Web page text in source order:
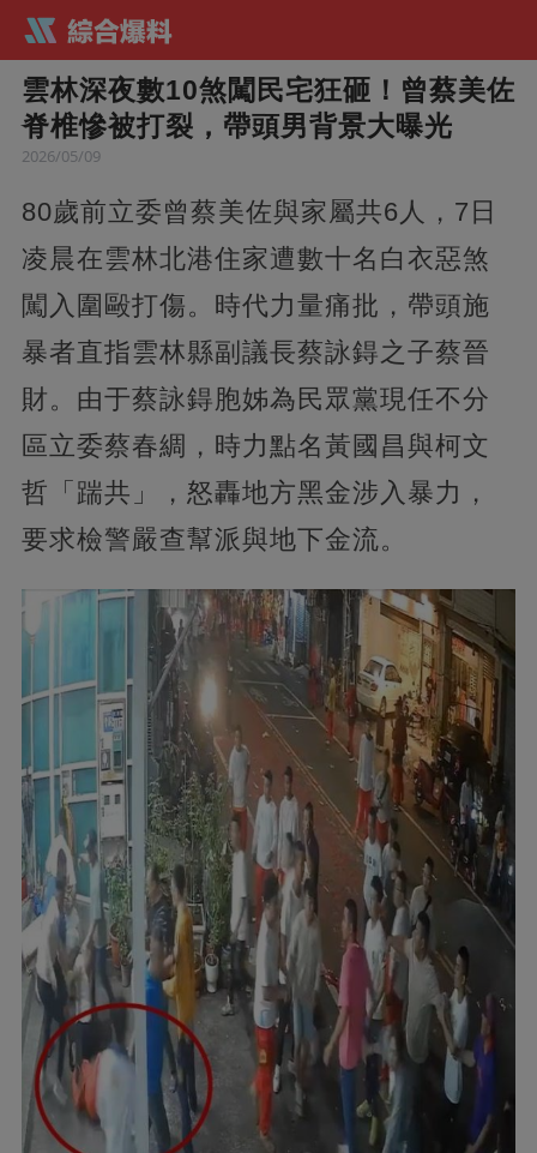
雲林深夜數10煞闖民宅狂砸！曾蔡美佐
脊椎慘被打裂，帶頭男背景大曝光
2026/05/09
80歲前立委曾蔡美佐與家屬共6人，7日
凌晨在雲林北港住家遭數十名白衣惡煞
闖入圍毆打傷。時代力量痛批，帶頭施
暴者直指雲林縣副議長蔡詠鍀之子蔡晉
財。由于蔡詠鍀胞姊為民眾黨現任不分
區立委蔡春綢，時力點名黃國昌與柯文
哲「踹共」，怒轟地方黑金涉入暴力，
要求檢警嚴查幫派與地下金流。